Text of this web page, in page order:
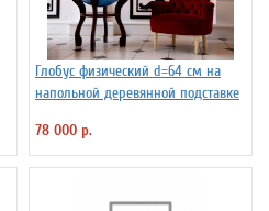
Глобус физический d=64 см на
напольной деревянной подставке
78 000 р.